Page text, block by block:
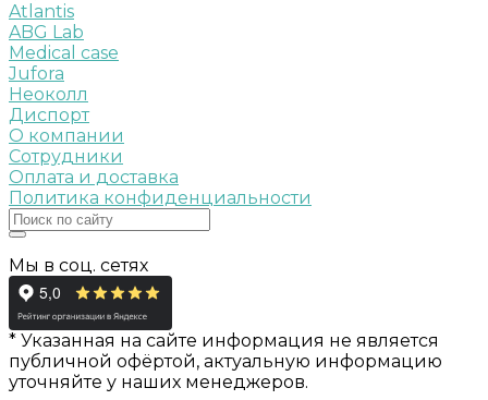
Atlantis
ABG Lab
Medical case
Jufora
Неоколл
Диспорт
О компании
Сотрудники
Оплата и доставка
Политика конфиденциальности
Мы в соц. сетях
* Указанная на сайте информация не является
публичной офёртой, актуальную информацию
уточняйте у наших менеджеров.